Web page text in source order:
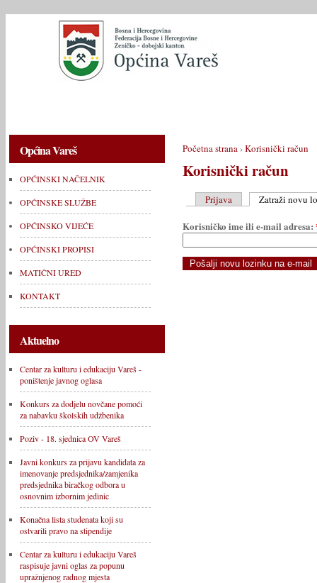
Općina Vareš
OPĆINSKI NAČELNIK
OPĆINSKE SLUŽBE
OPĆINSKO VIJEĆE
OPĆINSKI PROPISI
MATIČNI URED
KONTAKT
Aktuelno
Centar za kulturu i edukaciju Vareš -
poništenje javnog oglasa
Konkurs za dodjelu novčane pomoći
za nabavku školskih udžbenika
Poziv - 18. sjednica OV Vareš
Javni konkurs za prijavu kandidata za
imenovanje predsjednika/zamjenika
predsjednika biračkog odbora u
osnovnim izbornim jedinic
Konačna lista studenata koji su
ostvarili pravo na stipendije
Centar za kulturu i edukaciju Vareš
raspisuje javni oglas za popunu
upražnjenog radnog mjesta
Početna strana›Korisnički račun
Korisnički račun
Prijava Zatraži novu
Korisničko ime ili e-mail adresa: